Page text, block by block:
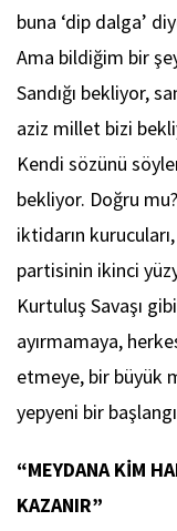
buna ‘dip dalga’
Ama bildiğim bir
Sandığı bekliyor,
aziz millet bizi
Kendi sözünü
bekliyor. Doğru
iktidarın
partisinin ikinci
Kurtuluş Savaşı
ayırmamaya,
etmeye, bir büyük
yepyeni bir
“MEYDANA KİM
KAZANIR”